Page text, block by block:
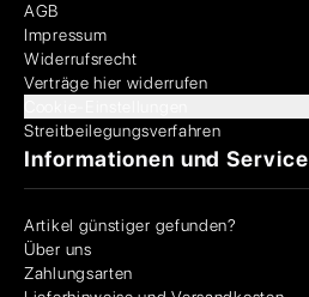
AGB
Impressum
Widerrufsrecht
Verträge hier widerrufen
Streitbeilegungsverfahren
Informationen und Service
Artikel günstiger gefunden?
Über uns
Zahlungsarten